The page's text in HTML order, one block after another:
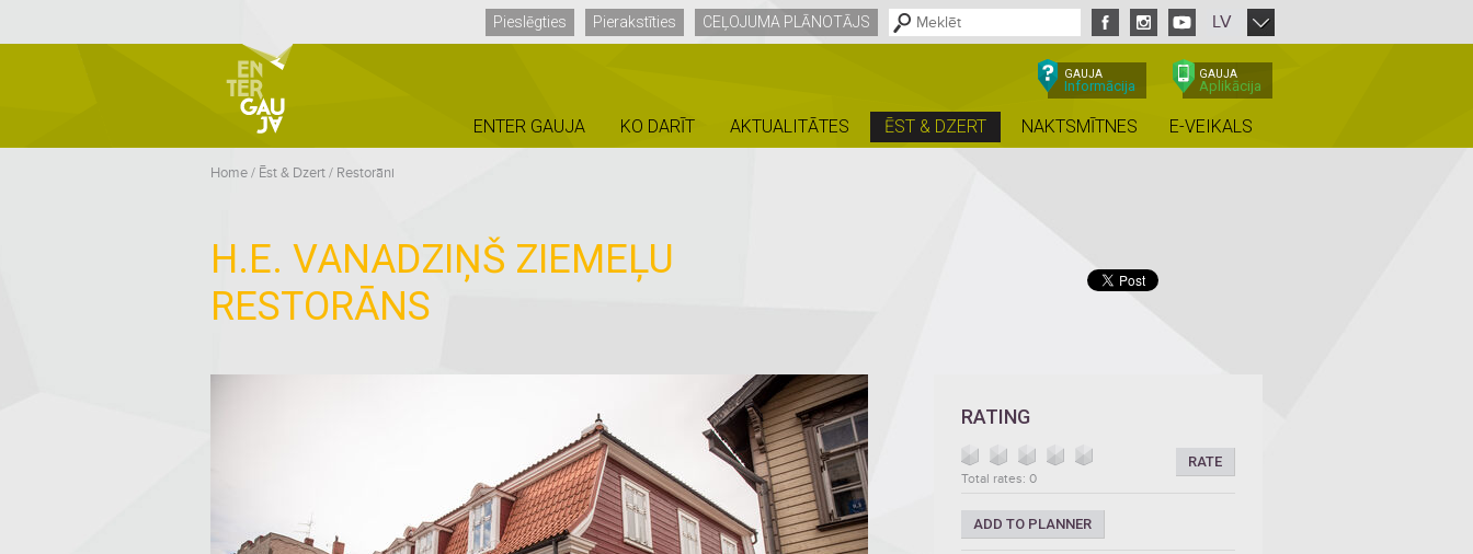
Pieslēgties Pierakstīties CEĻOJUMA PLĀNOTĀJS LV
GAUJA
Informācija
GAUJA
Aplikācija
ENTER GAUJA KO DARĪT AKTUALITĀTES ĒST & DZERT NAKTSMĪTNES E-VEIKALS
Home/ Ēst & Dzert/ Restorāni
H.E. VANADZIŅŠ ZIEMEĻU
RESTORĀNS
RATING
RATE
Total rates: 0
ADD TO PLANNER